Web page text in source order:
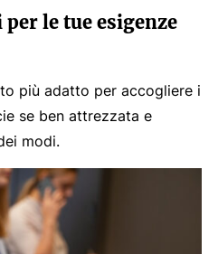
le tue esigenze
più adatto per accogliere i
se ben attrezzata e
modi.